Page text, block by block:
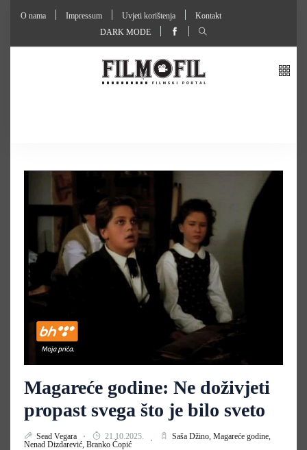
O nama Impressum Uvjeti korištenja
Kontakt
DARK MODE
Magareće godine: Ne doživjeti
propast svega što je bilo sveto
Sead Vegara 21.10.2025. Saša Džino, Magareće godine,
Nenad Dizdarević, Branko Ćopić